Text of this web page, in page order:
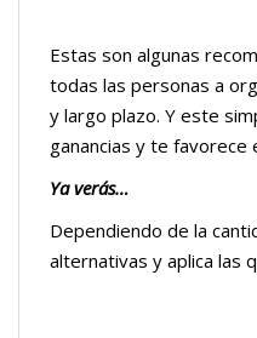
Estas son algunas
todas las personas a
y largo plazo. Y este
ganancias y te favorece
Ya verás…
Dependiendo de la
alternativas y aplica las